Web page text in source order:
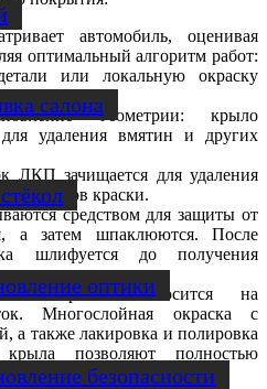
салона
оптики
безопасности
автомобиль, оценивая
оптимальный алгоритм работ:
или локальную окраску
геометрии: крыло
для удаления вмятин и других
ЛКП зачищается для удаления
остатков краски.
средством для защиты от
а затем шпаклюются. После
шлифуется до получения
краска наносится на
Многослойная окраска с
а также лакировка и полировка
крыла позволяют полностью